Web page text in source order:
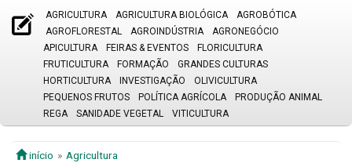
AGRICULTURA AGRICULTURA BIOLÓGICA
AGROBÓTICA
AGROFLORESTAL
AGROINDÚSTRIA
AGRONEGÓCIO
APICULTURA
FEIRAS & EVENTOS
FLORICULTURA
FRUTICULTURA
FORMAÇÃO
GRANDES CULTURAS
HORTICULTURA
INVESTIGAÇÃO
OLIVICULTURA
PEQUENOS FRUTOS
POLÍTICA AGRÍCOLA
PRODUÇÃO ANIMAL
REGA
SANIDADE VEGETAL VITICULTURA
início
Agricultura